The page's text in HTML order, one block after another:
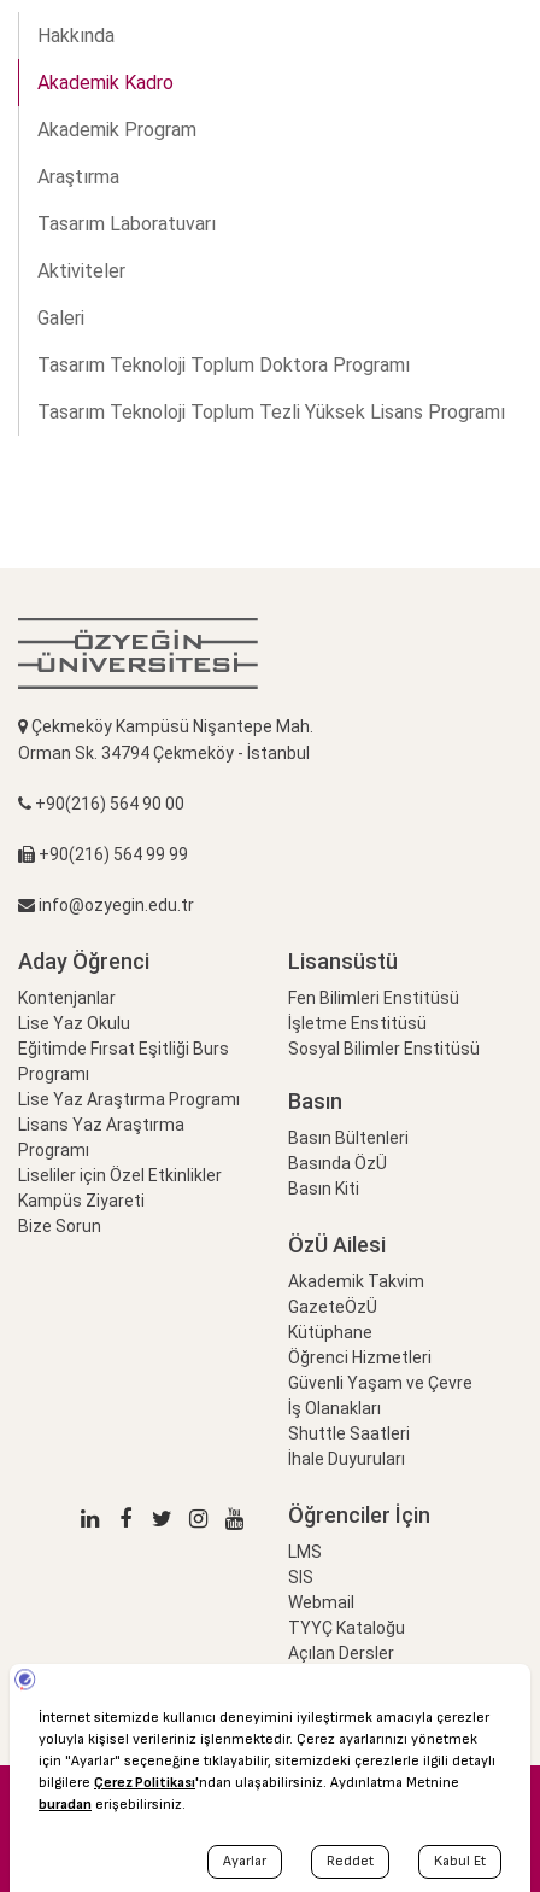
Hakkında
Akademik Kadro
Akademik Program
Araştırma
Tasarım Laboratuvarı
Aktiviteler
Galeri
Tasarım Teknoloji Toplum Doktora Programı
Tasarım Teknoloji Toplum Tezli Yüksek Lisans Programı
Çekmeköy Kampüsü Nişantepe Mah.
Orman Sk. 34794 Çekmeköy - İstanbul
+90(216) 564 90 00
+90(216) 564 99 99
info@ozyegin.edu.tr
Aday Öğrenci
Kontenjanlar
Lise Yaz Okulu
Eğitimde Fırsat Eşitliği Burs
Programı
Lise Yaz Araştırma Programı
Lisans Yaz Araştırma
Programı
Liseliler için Özel Etkinlikler
Kampüs Ziyareti
Bize Sorun
Lisansüstü
Fen Bilimleri Enstitüsü
İşletme Enstitüsü
Sosyal Bilimler Enstitüsü
Basın
Basın Bültenleri
Basında ÖzÜ
Basın Kiti
ÖzÜ Ailesi
Akademik Takvim
GazeteÖzÜ
Kütüphane
Öğrenci Hizmetleri
Güvenli Yaşam ve Çevre
İş Olanakları
Shuttle Saatleri
İhale Duyuruları
Öğrenciler İçin
LMS
SIS
Webmail
TYYÇ Kataloğu
Açılan Dersler
© 2016 Özyeğin Üniversitesi
Akademik Takvim
Kişisel Verilerin Korunması